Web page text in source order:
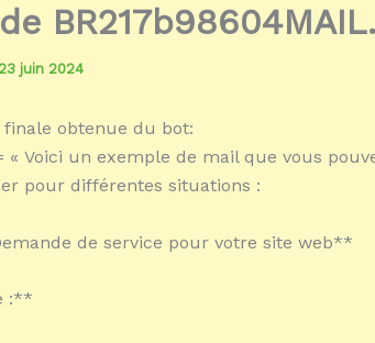
juin 2024
finale obtenue du bot:
« Voici un exemple de mail que vous
pour différentes situations :
de service pour votre site web**
:**